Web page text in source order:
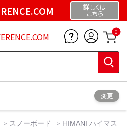
詳しくは
こちら
0
変更
スノーボード
HIMANI ハイマス